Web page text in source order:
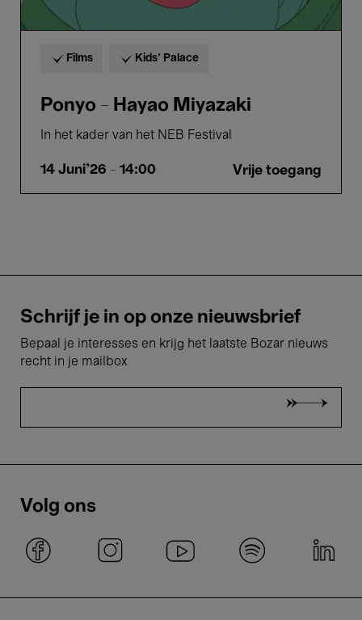
Films Kids’ Palace
Ponyo - Hayao Miyazaki
In het kader van het NEB Festival
14 Juni'26 - 14:00 Vrije toegang
Schrijf je in op onze nieuwsbrief
Bepaal je interesses en krijg het laatste Bozar nieuws
recht in je mailbox
Volg ons